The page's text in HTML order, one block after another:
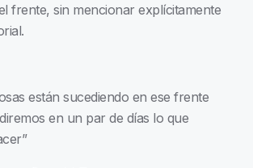
frente, sin mencionar explícitamente
están sucediendo en ese frente
en un par de días lo que